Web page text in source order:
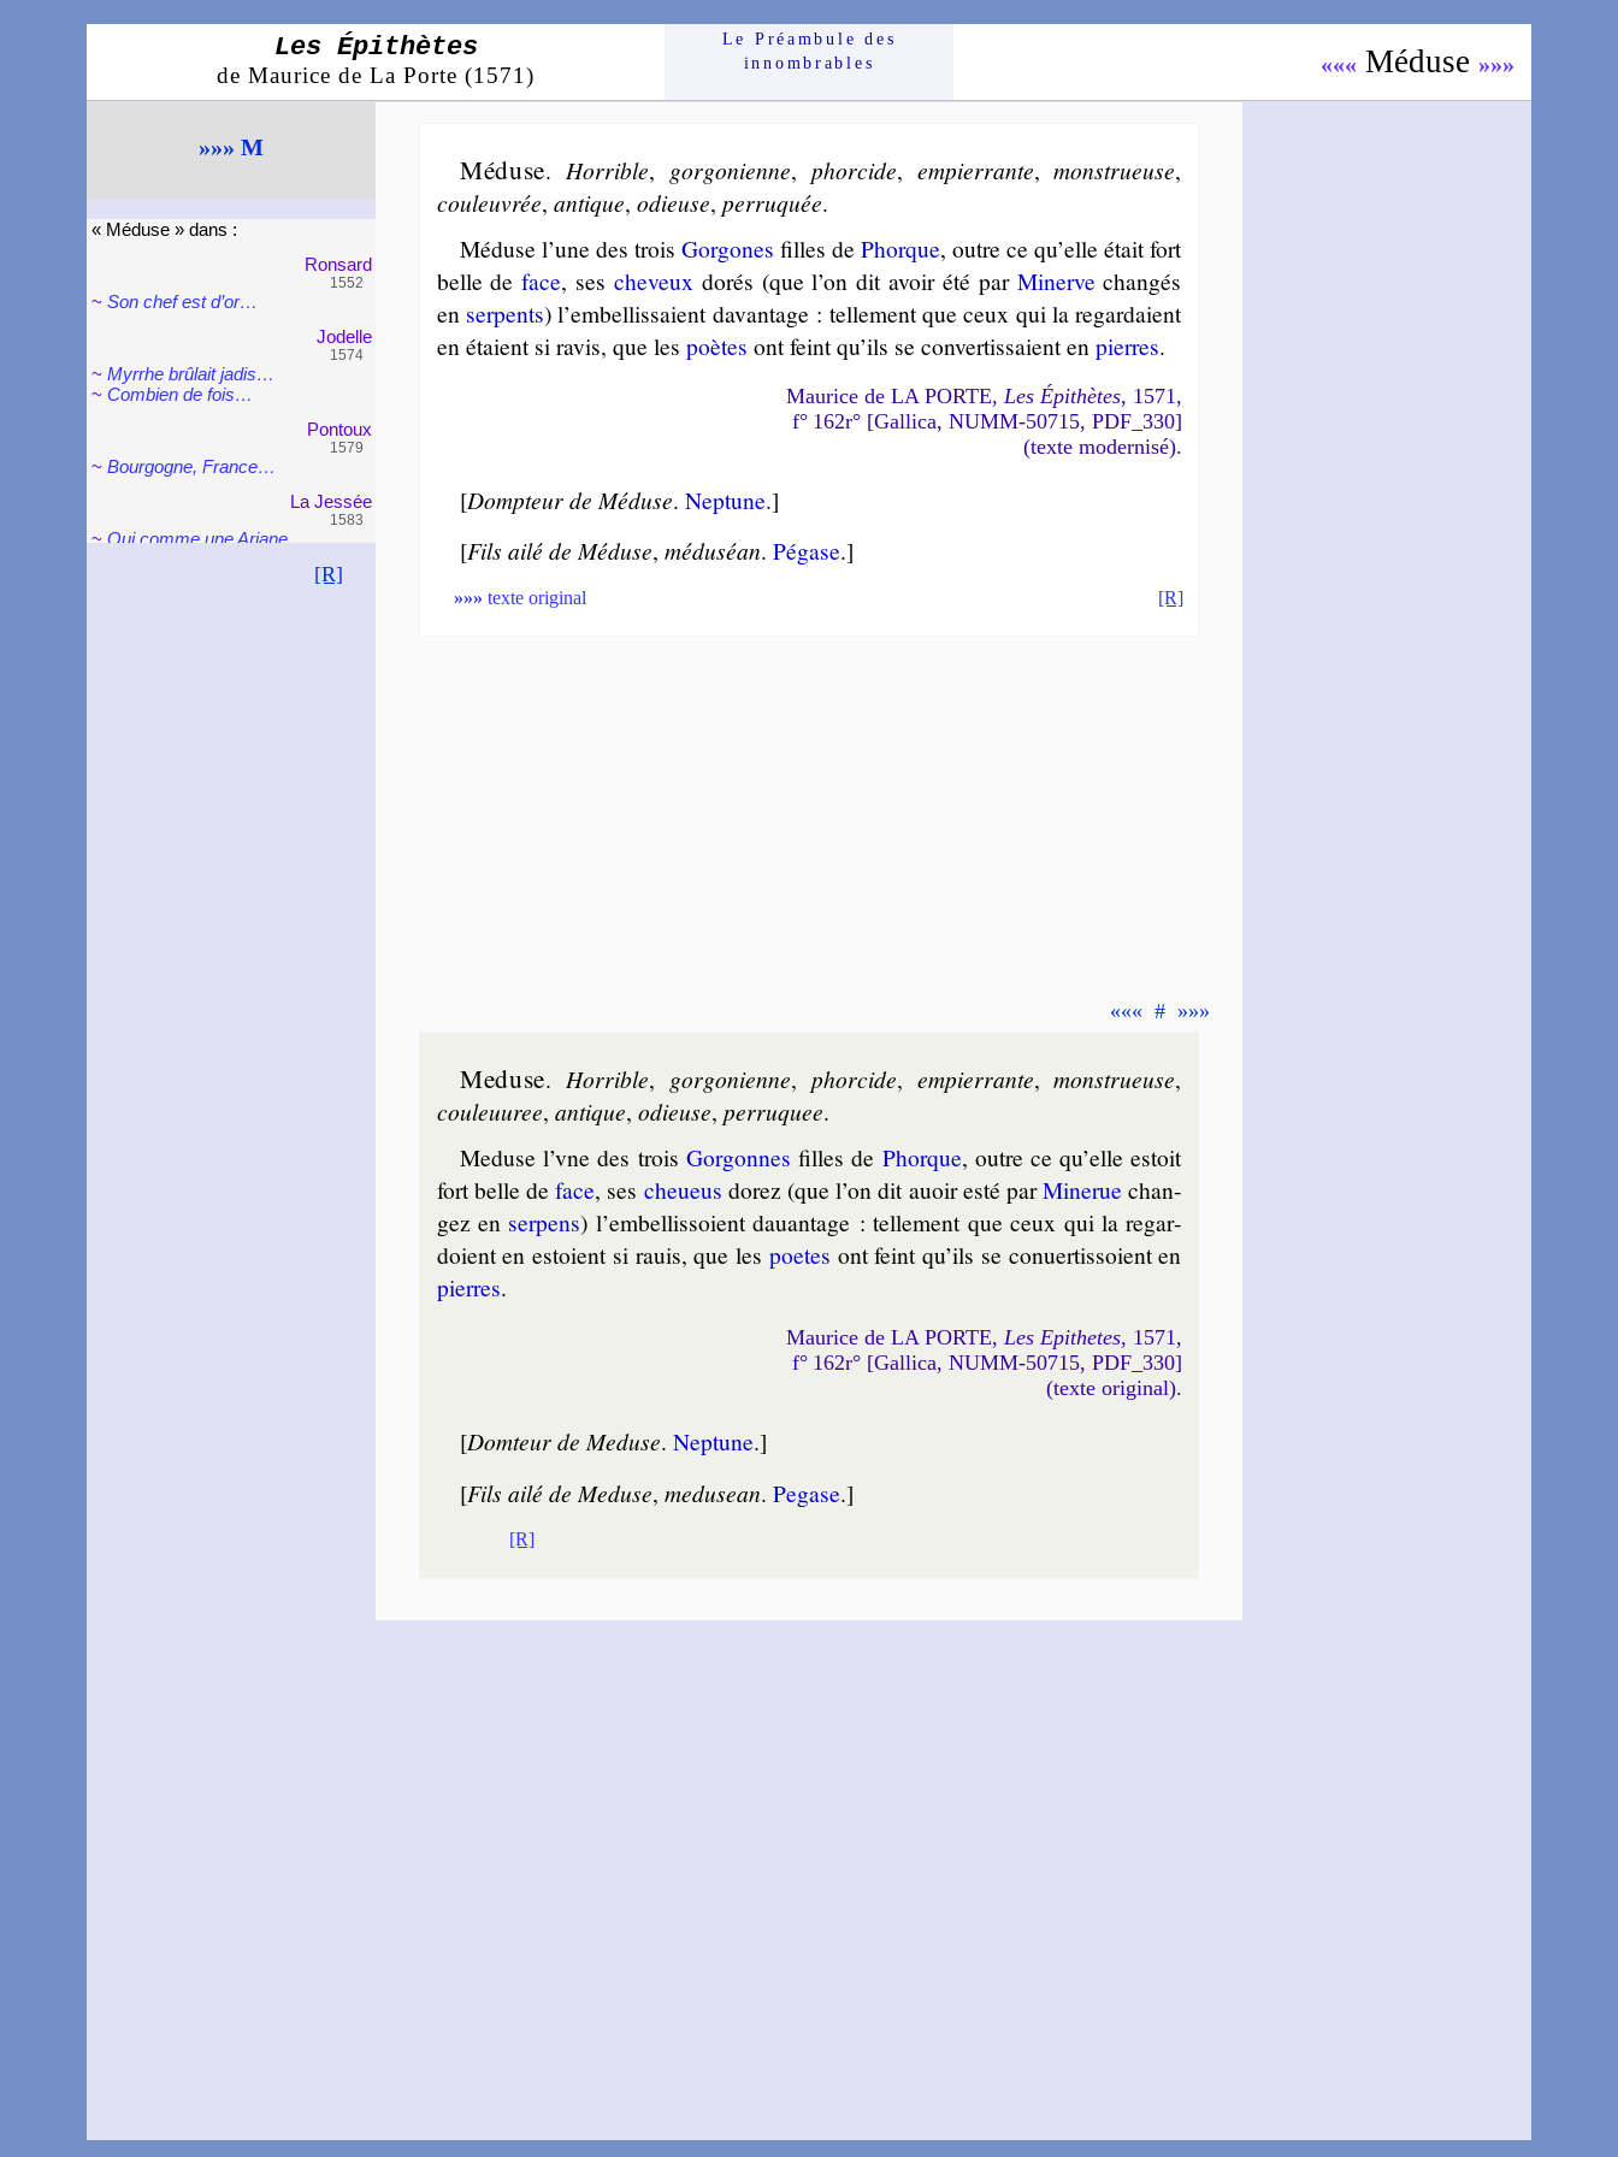
Les Épithètes
de Maurice de La Porte (1571)
Le Préam­bule des
innom­brables
««« Méduse »»»
»»» M
« Méduse » dans :
Ron­sard
1552
~Son chef est d’or…
Jo­delle
1574
~Myrrhe brû­lait jadis…
~Combien de fois…
Pon­toux
1579
~Bour­gogne, France…
La Jessée
1583
~Qui comme une Ariane…
[R]
Méduse. Hor­rible, gor­go­nienne, phor­cide, empier­rante,mons­tru­euse,
cou­leu­vrée, an­tique, odieuse, per­ru­quée.
Méduse l’une des troisGor­gones filles dePhorque, outre ce qu’elle était fort
belle deface, ses che­veuxdo­rés (que l’on dit avoir été par Mi­nerve chan­gés
en ser­pents) l’em­bel­lis­saient davan­tage : tel­le­ment que ceux qui la regar­daient
en étaient si ravis, que les poètes ont feint qu’ils se conver­tis­saient enpierres.
Maurice de LA PORTE,Les Épithètes, 1571,
f° 162r° [Gallica, NUMM-50715, PDF_330]
(texte modernisé).
[Dompteur de Méduse.Nep­tune.]
[Fils ailé de Méduse,méduséan.Pé­gase.]
»»» texte original [R]
««« # »»»
Meduse. Hor­rible, gor­go­nienne, phor­cide, em­pier­rante,mons­tru­euse,
cou­leu­uree, an­tique, odieuse, per­ru­quee.
Meduse l’vne des trois Gor­gonnes filles de Phorque, outre ce qu’elle estoit
fort belle deface, ses che­ueus do­rez (que l’on dit auoir esté parMi­nerue chan­
gez en ser­pens) l’em­bel­lis­soient dauan­tage : tel­le­ment que ceux qui la regar­
doient en estoient si rauis, que les poetes ont feint qu’ils se conuer­tis­soient en
pierres.
Maurice de LA PORTE,Les Epithetes, 1571,
f° 162r° [Gallica, NUMM-50715, PDF_330]
(texte original).
[Domteur de Meduse.Nep­tune.]
[Fils ailé de Meduse,medusean.Pe­gase.]
[R]